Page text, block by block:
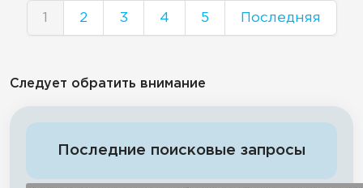
1 2 3 4 5 Последняя
Следует обратить внимание
Последние поисковые запросы